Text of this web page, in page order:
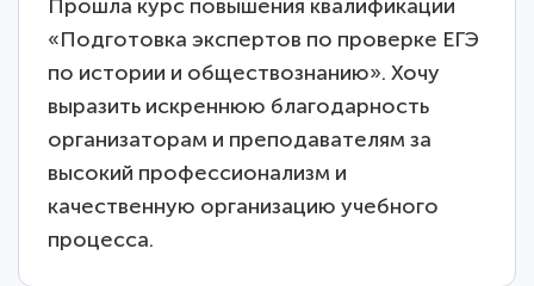
Прошла курс повышения квалификации
«Подготовка экспертов по проверке ЕГЭ
по истории и обществознанию». Хочу
выразить искреннюю благодарность
организаторам и преподавателям за
высокий профессионализм и
качественную организацию учебного
процесса.